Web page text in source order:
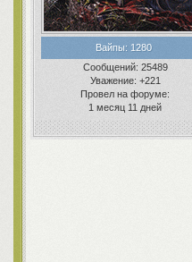
Вайпы: 1280
Сообщений: 25489
Уважение: +221
Провел на форуме:
1 месяц 11 дней